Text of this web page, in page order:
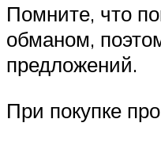
Помните, что
обманом,
предложений.
При покупке